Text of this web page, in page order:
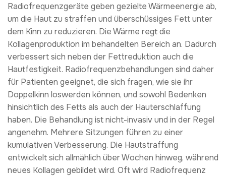
Radiofrequenzgeräte geben gezielte Wärmeenergie ab,
um die Haut zu straffen und überschüssiges Fett unter
dem Kinn zu reduzieren. Die Wärme regt die
Kollagenproduktion im behandelten Bereich an. Dadurch
verbessert sich neben der Fettreduktion auch die
Hautfestigkeit. Radiofrequenzbehandlungen sind daher
für Patienten geeignet, die sich fragen, wie sie ihr
Doppelkinn loswerden können, und sowohl Bedenken
hinsichtlich des Fetts als auch der Hauterschlaffung
haben. Die Behandlung ist nicht-invasiv und in der Regel
angenehm. Mehrere Sitzungen führen zu einer
kumulativen Verbesserung. Die Hautstraffung
entwickelt sich allmählich über Wochen hinweg, während
neues Kollagen gebildet wird. Oft wird Radiofrequenz